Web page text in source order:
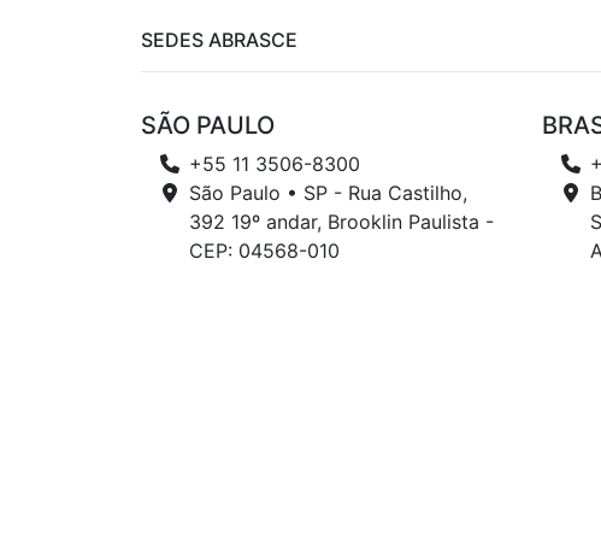
SEDES ABRASCE
SÃO PAULO
+55 11 3506-8300
São Paulo • SP - Rua Castilho,
392 19º andar, Brooklin Paulista -
CEP: 04568-010